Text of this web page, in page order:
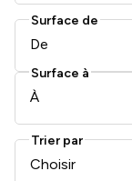
Surface de
De
Surface à
À
Trier par
Choisir